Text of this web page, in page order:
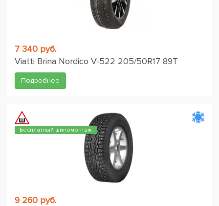
7 340 руб.
Viatti Brina Nordico V-522 205/50R17 89T
Подробнее
Бесплатный шиномонтаж
9 260 руб.